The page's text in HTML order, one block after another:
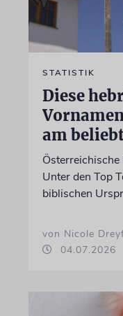
STATISTIK
Diese
am
Unter den Top
biblischen
von Nicole
04.07.2026